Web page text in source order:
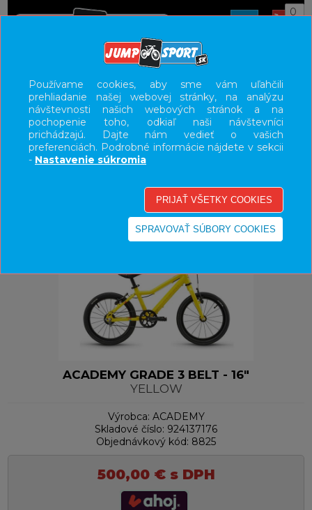
0
UŽÍVATEĽSKÝ PANEL
KATEGÓRIE
VÝPREDAJ - VŠETKO
ACADEMY GRADE 3 BELT - 16"
YELLOW
Výrobca: ACADEMY
Skladové číslo: 924137176
Objednávkový kód: 8825
500,00 €s DPH
Používame cookies, aby sme vám uľahčili
prehliadanie našej webovej stránky, na analýzu
návštevnosti našich webových stránok a na
pochopenie toho, odkiaľ naši návštevníci
prichádzajú. Dajte nám vedieť o vašich
preferenciách. Podrobné informácie nájdete v sekcii
- Nastavenie súkromia